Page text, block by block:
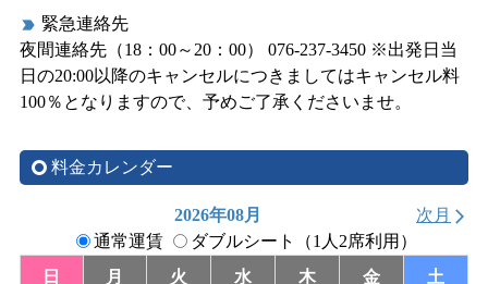
label_important 緊急連絡先
夜間連絡先（18：00～20：00） 076-237-3450 ※出発日当
日の20:00以降のキャンセルにつきましてはキャンセル料
100％となりますので、予めご了承くださいませ。
料金カレンダー
2026年08月 次月 arrow_forward_ios
通常運賃
ダブルシート（1人2席利用）
日
月 火 水 木 金 土